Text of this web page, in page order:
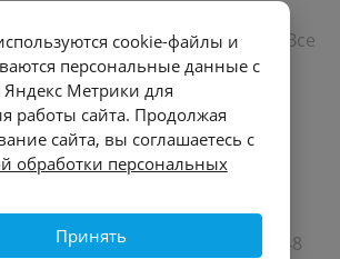
«Электронное интернет-
Санкт-Петербурга». Все
- о его людях, жизни,
новостях.
материалов, прямая ссылка на
Возрастное ограничение 12+.
ЭЛ № ФС 77 - 72748
cookie-файлы и
персональные данные с
Метрики для
работы сайта. Продолжая
сайта, вы соглашаетесь с
обработки персональных
Принять